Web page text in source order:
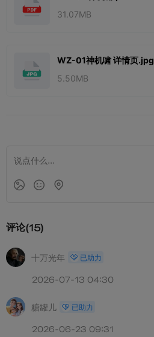
31.07MB
WZ-01神机啸 详情页.jpg
5.50MB